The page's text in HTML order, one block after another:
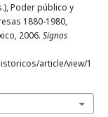
Poder público y
1880-1980,
2006. Signos
article/view/1